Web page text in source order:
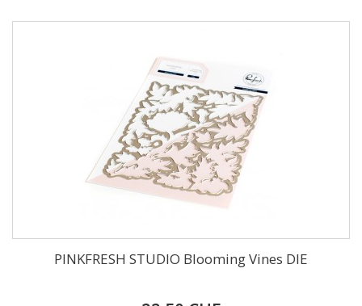
PINKFRESH STUDIO Blooming Vines DIE